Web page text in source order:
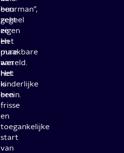
buurman”,
zegt
ze.
Het
pure
aan
het
kinderlijke
brein.
een
geheel
eigen
en
maakbare
wereld.
Het
is
een
frisse
en
toegankelijke
start
van